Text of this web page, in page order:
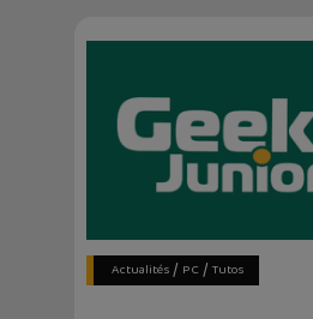
Actualités/ PC / Tutos